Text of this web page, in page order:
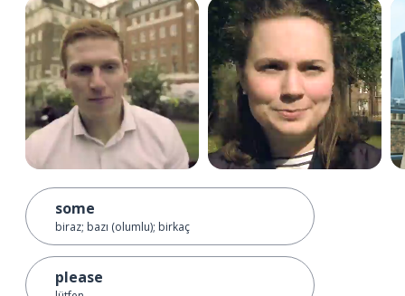
some
biraz; bazı (olumlu); birkaç
please